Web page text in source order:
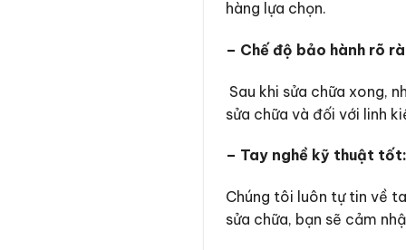
hàng lựa chọn.
– Chế độ bảo hành rõ
Sau khi sửa chữa xong,
sửa chữa và đối với linh
– Tay nghề kỹ thuật tốt:
Chúng tôi luôn tự tin về
sửa chữa, bạn sẽ cảm